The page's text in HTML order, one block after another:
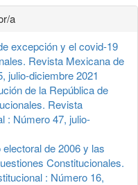
a
excepción y el covid-19
Revista Mexicana de
julio-diciembre 2021
de la República de
Revista
: Número 47, julio-
de 2006 y las
Constitucionales.
: Número 16,